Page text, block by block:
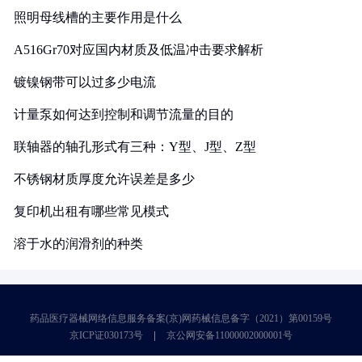
照明母线槽的主要作用是什么
A516Gr70对应国内材质及低温冲击要求解析
镀镍钢带可以过多少电流
计量泵如何达到控制和调节流量的目的
联轴器的轴孔形式有三种：Y型、J型、Z型
不锈钢材质厚度允许误差是多少
复印机出租有哪些常见模式
溶于水的润滑剂的种类
药品医疗器械网络信息服务备案(京)网药械信息备字（2021）第00159号
京ICP证030173号
京公网安备11000002000001号